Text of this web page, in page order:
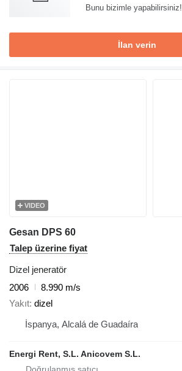
Bunu bizimle yapabilirsiniz!
İlan verin
VIDEO
Gesan DPS 60
Talep üzerine fiyat
Dizel jeneratör
2006
8.990 m/s
Yakıt dizel
İspanya, Alcalá de Guadaíra
Energi Rent, S.L. Anicovem S.L.